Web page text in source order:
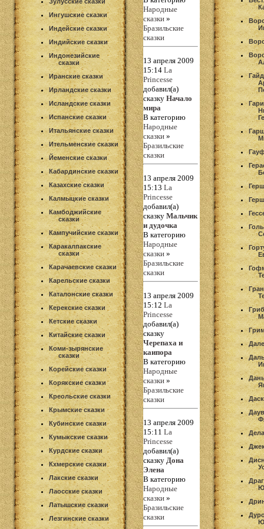
Ингушские сказки
Индейские сказки
Индийские сказки
Индонезийские
сказки
Иранские сказки
Ирландские сказки
Исландские сказки
Испанские сказки
Итальянские сказки
Ительменские сказки
Йеменские сказки
Кабардинские сказки
Казахские сказки
Калмыцкие сказки
Камбоджийские
сказки
Кампучийские сказки
Каракалпакские
сказки
Карачаевские сказки
Карельские сказки
Каталонские сказки
Керекские сказки
Кетские сказки
Китайские сказки
Коми-зырянские
сказки
Корейские сказки
Корякские сказки
Креольские сказки
Крымские сказки
Кубинские сказки
Кумыкские сказки
Курдские сказки
Кхмерские сказки
Лакские сказки
Лаосские сказки
Латышские сказки
Лезгинские сказки
Народные
сказки »
Бразильские
сказки
13 апреля 2009
15:14 La
Princesse
добавил(а)
сказку Начало
мира
В категорию
Народные
сказки »
Бразильские
сказки
13 апреля 2009
15:13 La
Princesse
добавил(а)
сказку Мальчик
и дудочка
В категорию
Народные
сказки »
Бразильские
сказки
13 апреля 2009
15:12 La
Princesse
добавил(а)
сказку
Черепаха и
каипора
В категорию
Народные
сказки »
Бразильские
сказки
13 апреля 2009
15:11 La
Princesse
добавил(а)
сказку Дона
Элена
В категорию
Народные
сказки »
Бразильские
сказки